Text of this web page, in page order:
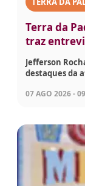
Terra da
traz
Jefferson
destaques da
07 AGO 2026 -